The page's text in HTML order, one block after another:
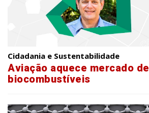
Cidadania e Sustentabilidade
Aviação aquece mercado de
biocombustíveis